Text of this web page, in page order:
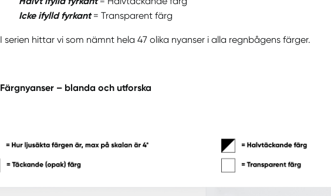
Icke ifylld fyrkant= Transparent färg
I serien hittar vi som nämnt hela 47 olika nyanser i alla regnbågens färger.
Färgnyanser – blanda och utforska